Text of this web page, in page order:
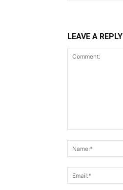
LEAVE A REPLY